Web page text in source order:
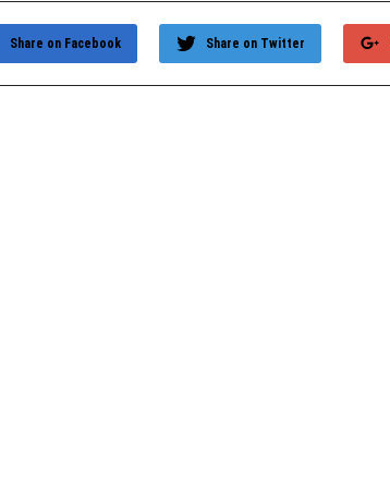
Share on Twitter
Share on Facebook